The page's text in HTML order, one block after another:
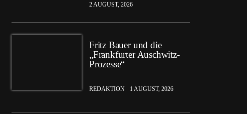
2 AUGUST, 2026
Fritz Bauer und die
„Frankfurter Auschwitz-
Prozesse“
REDAKTION 1 AUGUST, 2026